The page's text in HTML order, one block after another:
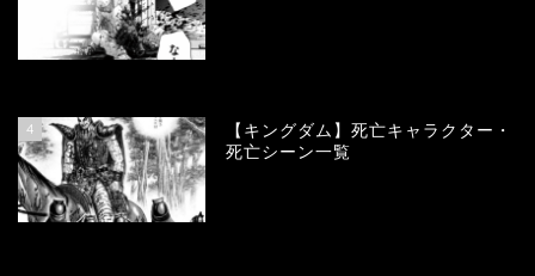
4
【キングダム】死亡キャラクター・
死亡シーン一覧